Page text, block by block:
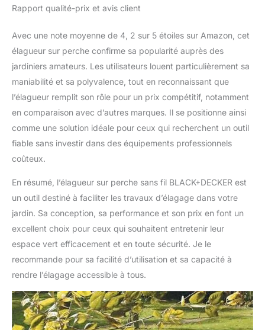
Rapport qualité-prix et avis client
Avec une note moyenne de 4, 2 sur 5 étoiles sur Amazon, cet
élagueur sur perche confirme sa popularité auprès des
jardiniers amateurs. Les utilisateurs louent particulièrement sa
maniabilité et sa polyvalence, tout en reconnaissant que
l’élagueur remplit son rôle pour un prix compétitif, notamment
en comparaison avec d’autres marques. Il se positionne ainsi
comme une solution idéale pour ceux qui recherchent un outil
fiable sans investir dans des équipements professionnels
coûteux.
En résumé, l’élagueur sur perche sans fil BLACK+DECKER est
un outil destiné à faciliter les travaux d’élagage dans votre
jardin. Sa conception, sa performance et son prix en font un
excellent choix pour ceux qui souhaitent entretenir leur
espace vert efficacement et en toute sécurité. Je le
recommande pour sa facilité d’utilisation et sa capacité à
rendre l’élagage accessible à tous.